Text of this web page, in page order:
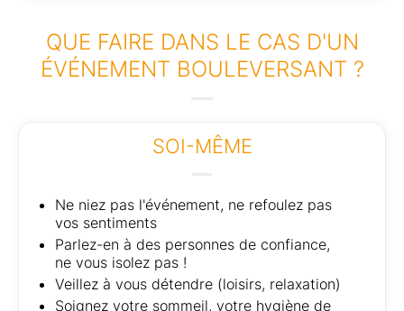
QUE FAIRE DANS LE CAS D'UN
ÉVÉNEMENT BOULEVERSANT ?
SOI-MÊME
Ne niez pas l'événement, ne refoulez pas
vos sentiments
Parlez-en à des personnes de confiance,
ne vous isolez pas !
Veillez à vous détendre (loisirs, relaxation)
Soignez votre sommeil, votre hygiène de